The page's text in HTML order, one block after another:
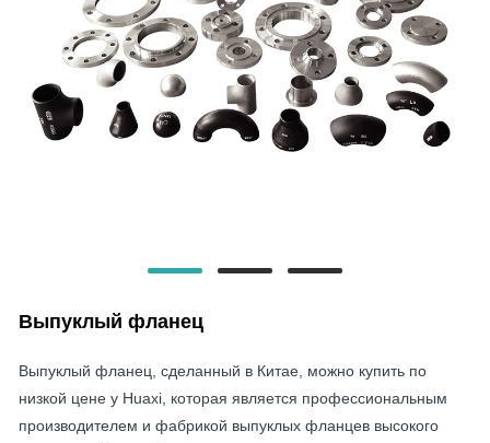
Выпуклый фланец
Выпуклый фланец, сделанный в Китае, можно купить по
низкой цене у Huaxi, которая является профессиональным
производителем и фабрикой выпуклых фланцев высокого